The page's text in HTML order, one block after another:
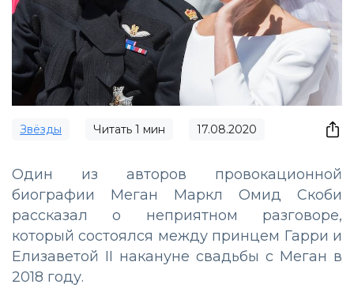
Звёзды Читать 1 мин 17.08.2020
Один из авторов провокационной
биографии Меган Маркл Омид Скоби
рассказал о неприятном разговоре,
который состоялся между принцем Гарри и
Елизаветой II накануне свадьбы с Меган в
2018 году.